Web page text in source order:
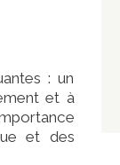
: un
et à
et des